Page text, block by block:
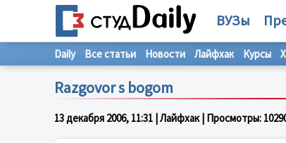
ВУЗы
Razgovor s bogom
13 декабря 2006, 11:31 | Лайфхак | Просмотры:
Daily Все статьи Новости Лайфхак Курсы